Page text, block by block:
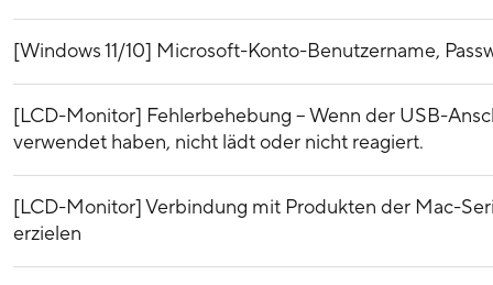
[Windows 11/10] Microsoft-Konto-Benutzername,
[LCD-Monitor] Fehlerbehebung – Wenn der USB-
verwendet haben, nicht lädt oder nicht reagiert.
[LCD-Monitor] Verbindung mit Produkten der Mac-
erzielen